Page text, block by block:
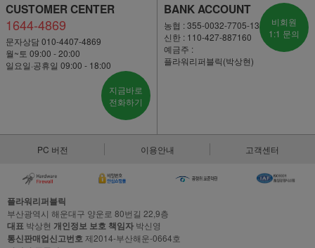
CUSTOMER CENTER
1644-4869
문자상담 010-4407-4869
월~토 09:00 - 20:00
일요일·공휴일 09:00 - 18:00
지금바로
전화하기
BANK ACCOUNT
농협 : 355-0032-7705-13
신한 : 110-427-887160
예금주 :
플라워리퍼블릭(박상현)
비회원
1:1 문의
PC 버전 이용안내 고객센터
플라워리퍼블릭
부산광역시 해운대구 양운로 80번길 22,9층
대표 박상현 개인정보 보호 책임자 박신영
통신판매업신고번호제2014-부산해운-0664호